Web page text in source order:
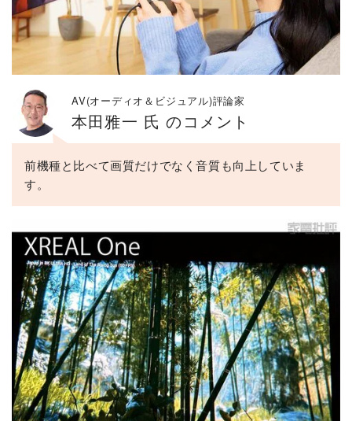
AV(オーディオ＆ビジュアル)評論家
本田雅一 氏 のコメント
前機種と比べて画質だけでなく音質も向上していま
す。